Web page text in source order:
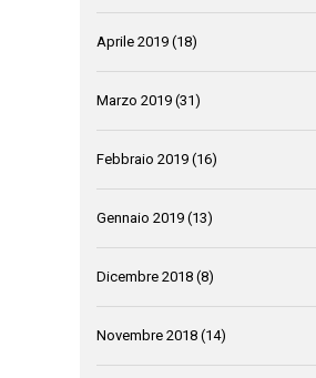
Aprile 2019 (18)
Marzo 2019 (31)
Febbraio 2019 (16)
Gennaio 2019 (13)
Dicembre 2018 (8)
Novembre 2018 (14)